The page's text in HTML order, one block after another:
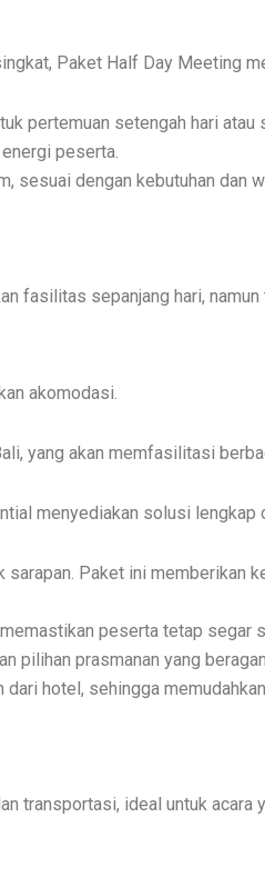
Paket Half Day Meeting
pertemuan setengah hari
peserta.
sesuai dengan kebutuhan dan
fasilitas sepanjang hari,
akomodasi.
yang akan memfasilitasi
menyediakan solusi lengkap
Paket ini memberikan
peserta tetap segar
pilihan prasmanan yang
dari hotel, sehingga
transportasi, ideal untuk